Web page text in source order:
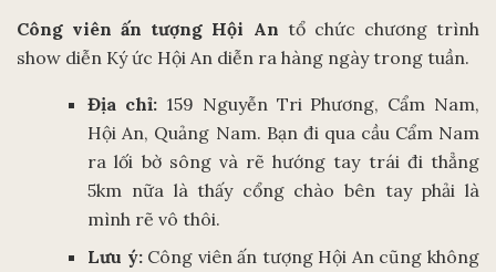
Công viên ấn tượng Hội An tổ chức chương trình
show diễn Ký ức Hội An diễn ra hàng ngày trong tuần.
Địa chỉ: 159 Nguyễn Tri Phương, Cẩm Nam,
Hội An, Quảng Nam. Bạn đi qua cầu Cẩm Nam
ra lối bờ sông và rẽ hướng tay trái đi thẳng
5km nữa là thấy cổng chào bên tay phải là
mình rẽ vô thôi.
Lưu ý:Công viên ấn tượng Hội An cũng không